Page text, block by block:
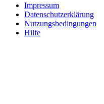
Impressum
Datenschutzerklärung
Nutzungsbedingungen
Hilfe